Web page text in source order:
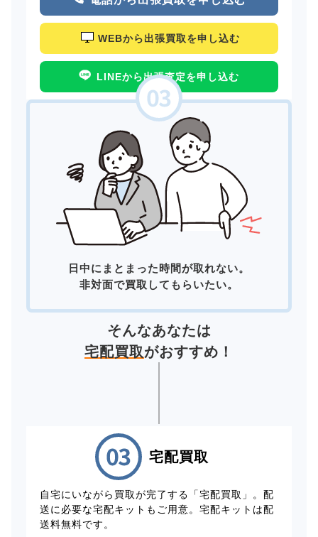
WEBから出張買取を申し込む
LINEから出張査定を申し込む
日中にまとまった時間が取れない。
非対面で買取してもらいたい。
そんなあなたは
宅配買取がおすすめ！
宅配買取
自宅にいながら買取が完了する「宅配買取」。配
送に必要な宅配キットもご用意。宅配キットは配
送料無料です。